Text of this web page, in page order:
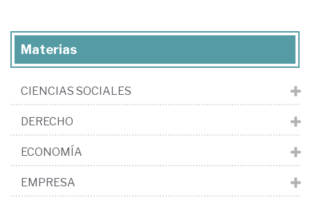
Materias
CIENCIAS SOCIALES
DERECHO
ECONOMÍA
EMPRESA